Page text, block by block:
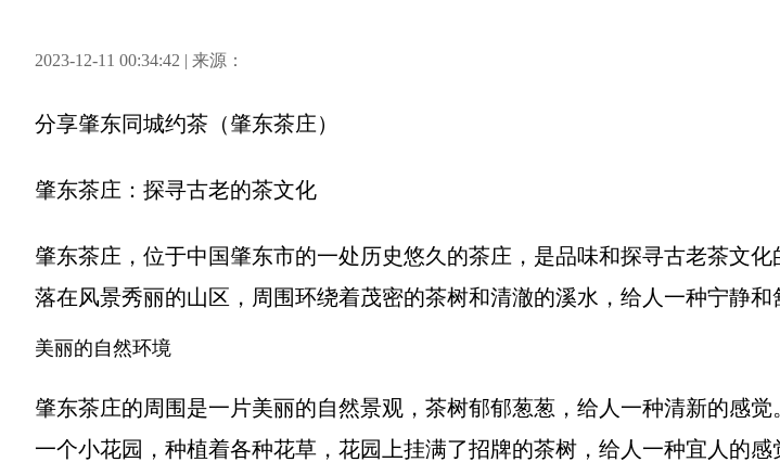
2023-12-11 00:34:42 | 来源：
分享肇东同城约茶（肇东茶庄）
肇东茶庄：探寻古老的茶文化
肇东茶庄，位于中国肇东市的一处历史悠久的茶庄，是品味和探寻古老茶文
落在风景秀丽的山区，周围环绕着茂密的茶树和清澈的溪水，给人一种宁静和
美丽的自然环境
肇东茶庄的周围是一片美丽的自然景观，茶树郁郁葱葱，给人一种清新的感
一个小花园，种植着各种花草，花园上挂满了招牌的茶树，给人一种宜人的